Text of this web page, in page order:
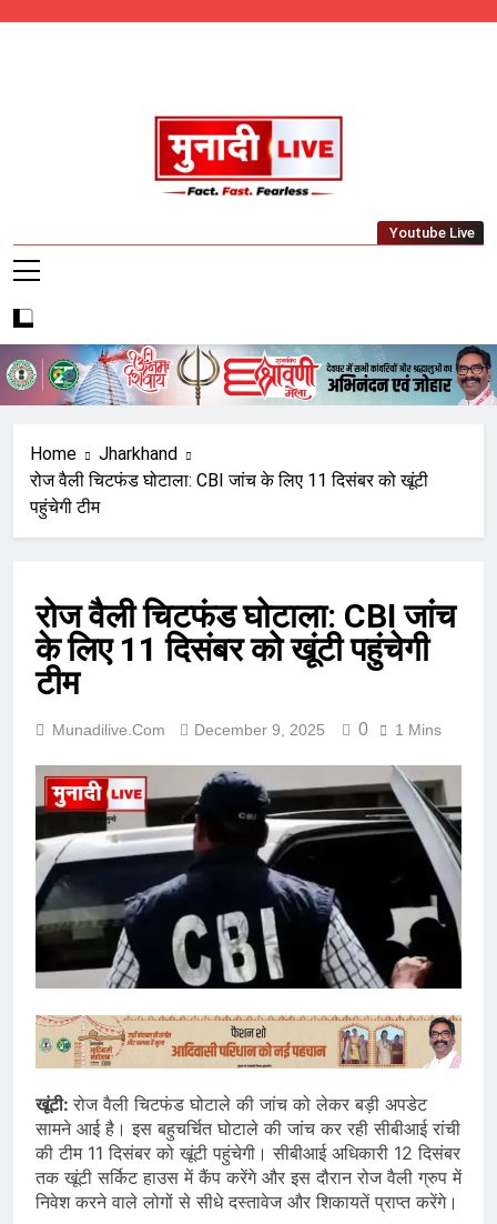
Munadi Live – Jharkhand's Leading Local
Youtube Live
Home
Jharkhand
रोज वैली चिटफंड घोटाला: CBI जांच के लिए 11 दिसंबर को खूंटी
पहुंचेगी टीम
रोज वैली चिटफंड घोटाला: CBI जांच
के लिए 11 दिसंबर को खूंटी पहुंचेगी
टीम
Munadilive.com December 9, 2025 0 1 Mins
खूंटी:रोज वैली चिटफंड घोटाले की जांच को लेकर बड़ी अपडेट
सामने आई है। इस बहुचर्चित घोटाले की जांच कर रही सीबीआई रांची
की टीम 11 दिसंबर को खूंटी पहुंचेगी। सीबीआई अधिकारी 12 दिसंबर
तक खूंटी सर्किट हाउस में कैंप करेंगे और इस दौरान रोज वैली ग्रुप में
निवेश करने वाले लोगों से सीधे दस्तावेज और शिकायतें प्राप्त करेंगे।